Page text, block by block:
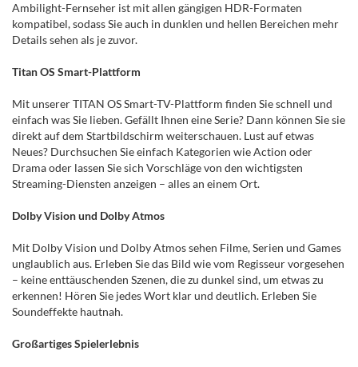
Ambilight-Fernseher ist mit allen gängigen HDR-Formaten
kompatibel, sodass Sie auch in dunklen und hellen Bereichen mehr
Details sehen als je zuvor.
Titan OS Smart-Plattform
Mit unserer TITAN OS Smart-TV-Plattform finden Sie schnell und
einfach was Sie lieben. Gefällt Ihnen eine Serie? Dann können Sie sie
direkt auf dem Startbildschirm weiterschauen. Lust auf etwas
Neues? Durchsuchen Sie einfach Kategorien wie Action oder
Drama oder lassen Sie sich Vorschläge von den wichtigsten
Streaming-Diensten anzeigen – alles an einem Ort.
Dolby Vision und Dolby Atmos
Mit Dolby Vision und Dolby Atmos sehen Filme, Serien und Games
unglaublich aus. Erleben Sie das Bild wie vom Regisseur vorgesehen
– keine enttäuschenden Szenen, die zu dunkel sind, um etwas zu
erkennen! Hören Sie jedes Wort klar und deutlich. Erleben Sie
Soundeffekte hautnah.
Großartiges Spielerlebnis